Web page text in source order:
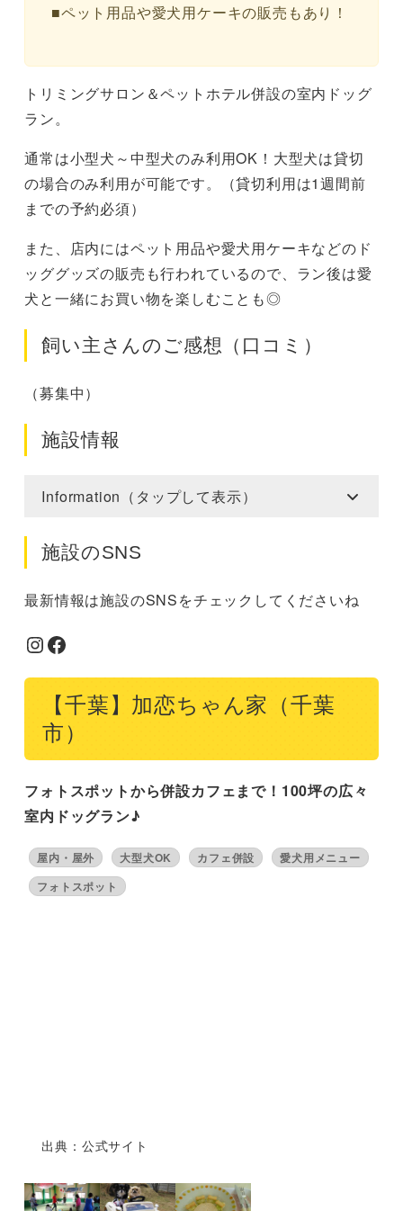
■ペット用品や愛犬用ケーキの販売もあり！
トリミングサロン＆ペットホテル併設の室内ドッグ
ラン。
通常は小型犬～中型犬のみ利用OK！大型犬は貸切
の場合のみ利用が可能です。（貸切利用は1週間前
までの予約必須）
また、店内にはペット用品や愛犬用ケーキなどのド
ッググッズの販売も行われているので、ラン後は愛
犬と一緒にお買い物を楽しむことも◎
飼い主さんのご感想（口コミ）
（募集中）
施設情報
Information（タップして表示）
施設のSNS
最新情報は施設のSNSをチェックしてくださいね
Instagram
Facebook
【千葉】加恋ちゃん家（千葉
市）
フォトスポットから併設カフェまで！100坪の広々
室内ドッグラン♪
屋内・屋外 大型犬OK カフェ併設
愛犬用メニュー
フォトスポット
出典：公式サイト